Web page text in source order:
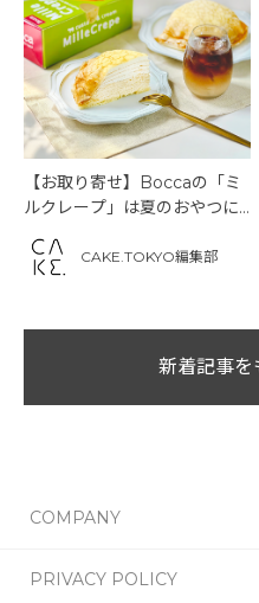
【お取り寄せ】Boccaの「ミ
ルクレープ」は夏のおやつに
CAKE.TOKYO編集部
新着記事を
COMPANY
PRIVACY POLICY